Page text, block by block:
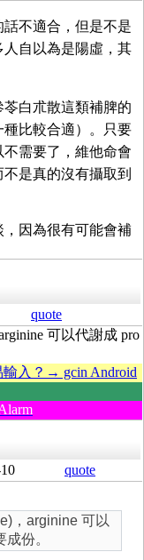
不適合，但是不是
自以為是陽虛，其
白朮散這類補脾的
比較合適）。只要
需要了，維他命會
是真的沒有攝取到
因為很有可能會補
quote
可以代謝成 pro
入？→ gcin Android
quote
，arginine 可以
份。